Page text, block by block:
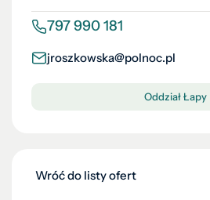
797 990 181
jroszkowska@polnoc.pl
Oddział Łapy
Wróć do listy ofert